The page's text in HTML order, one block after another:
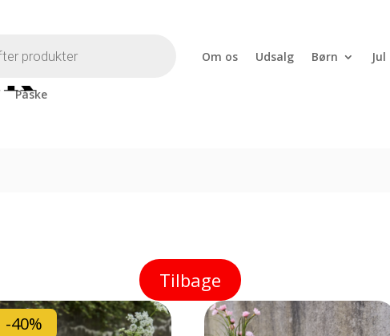
Om os Udsalg Børn Jul
Påske
Tilbage
-40%